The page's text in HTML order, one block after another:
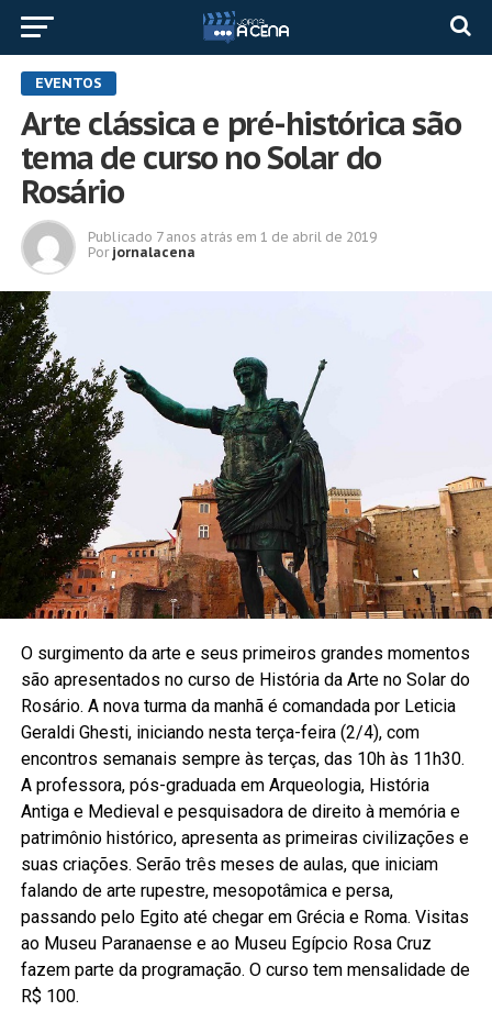
EVENTOS
Arte clássica e pré-histórica são
tema de curso no Solar do
Rosário
Publicado 7 anos atrás em 1 de abril de 2019
Por jornalacena
O surgimento da arte e seus primeiros grandes momentos
são apresentados no curso de História da Arte no Solar do
Rosário. A nova turma da manhã é comandada por Leticia
Geraldi Ghesti, iniciando nesta terça-feira (2/4), com
encontros semanais sempre às terças, das 10h às 11h30.
A professora, pós-graduada em Arqueologia, História
Antiga e Medieval e pesquisadora de direito à memória e
patrimônio histórico, apresenta as primeiras civilizações e
suas criações. Serão três meses de aulas, que iniciam
falando de arte rupestre, mesopotâmica e persa,
passando pelo Egito até chegar em Grécia e Roma. Visitas
ao Museu Paranaense e ao Museu Egípcio Rosa Cruz
fazem parte da programação. O curso tem mensalidade de
R$ 100.